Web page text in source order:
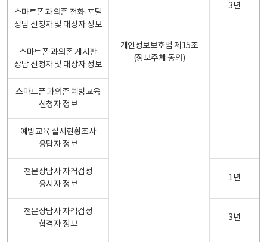
개인정보보호법 제15조
(정보주체 동의)
3년
스마트폰 과의존 전화·포털
상담 신청자 및 대상자 정보
스마트폰 과의존 게시판
상담 신청자 및 대상자 정보
스마트폰 과의존 예방교육
신청자 정보
예방교육 실시현황조사
응답자 정보
전문상담사 자격검정
응시자 정보
1년
전문상담사 자격검정
합격자 정보
3년